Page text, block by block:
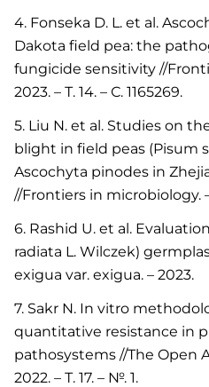
4. Fonseka D. L. et al.
Dakota field pea: the
fungicide sensitivity //
2023. – Т. 14. – С. 1165269.
5. Liu N. et al. Studies on
blight in field peas (Pisum
Ascochyta pinodes in
//Frontiers in microbiology. –
6. Rashid U. et al.
radiata L. Wilczek)
exigua var. exigua. – 2023.
7. Sakr N. In vitro
quantitative resistance in
pathosystems //The Open
2022. – Т. 17. – №. 1.